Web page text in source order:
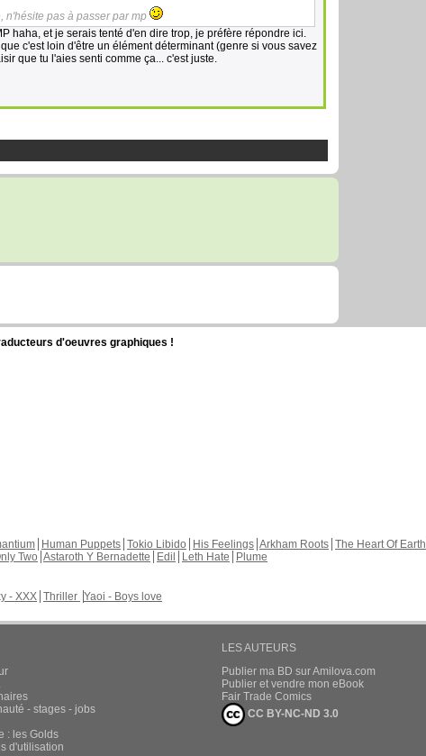
n'hésite pas à passer par mp
haha, et je serais tenté d'en dire trop, je préfère répondre ici.
c'est loin d'être un élément déterminant (genre si vous savez
que tu l'aies senti comme ça... c'est juste.
d'oeuvres graphiques !
Human Puppets Tokio Libido His Feelings Arkham Roots The Heart Of Earth
Two Astaroth Y Bernadette Edil Leth Hate
Plume
- XXX Thriller Yaoi - Boys love
- stages - jobs
: les Golds
d'utilisation
LES AUTEURS
Publier ma BD sur Amilova.com
Publier et vendre mon eBook
Fair Trade Comics
CC BY-NC-ND 3.0